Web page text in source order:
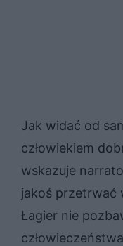
Jak widać od
człowiekiem
wskazuje
jakoś przetrwać
Łagier nie